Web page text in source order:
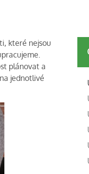
které nejsou
plánovat a
jednotlivé